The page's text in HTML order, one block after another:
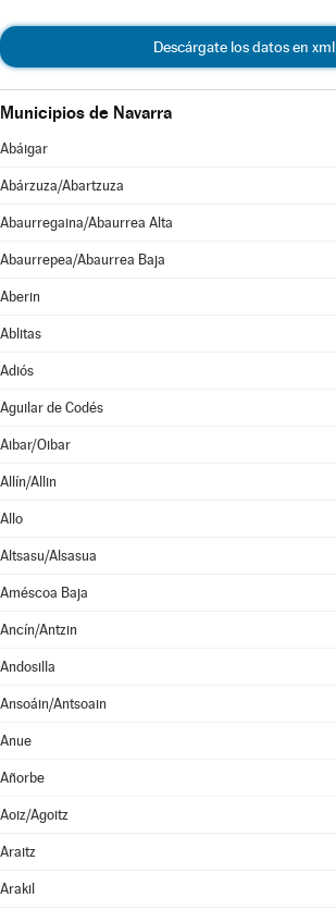
Descárgate los datos en xml
Municipios de Navarra
Abáigar
Abárzuza/Abartzuza
Abaurregaina/Abaurrea Alta
Abaurrepea/Abaurrea Baja
Aberin
Ablitas
Adiós
Aguilar de Codés
Aibar/Oibar
Allín/Allin
Allo
Altsasu/Alsasua
Améscoa Baja
Ancín/Antzin
Andosilla
Ansoáin/Antsoain
Anue
Añorbe
Aoiz/Agoitz
Araitz
Arakil